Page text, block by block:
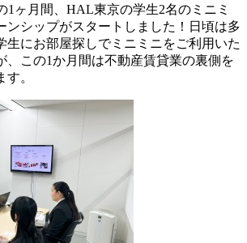
1ヶ月間、HAL東京の学生2名のミニミ
ンシップがスタートしました！日頃は多
生にお部屋探しでミニミニをご利用いた
、この1か月間は不動産賃貸業の裏側を
。